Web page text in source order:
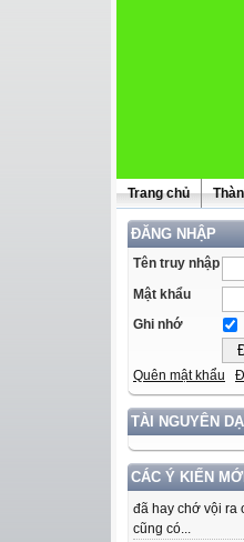
Trang chủ
ĐĂNG NHẬP
Tên truy nhập
Mật khẩu
Ghi nhớ
Quên mật khẩu
TÀI NGUYÊN
CÁC Ý KIẾN
đã hay chớ vội ra
cũng có...